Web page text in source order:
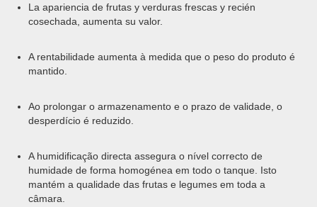
La apariencia de frutas y verduras frescas y recién
cosechada, aumenta su valor.
A rentabilidade aumenta à medida que o peso do produto é
mantido.
Ao prolongar o armazenamento e o prazo de validade, o
desperdício é reduzido.
A humidificação directa assegura o nível correcto de
humidade de forma homogénea em todo o tanque. Isto
mantém a qualidade das frutas e legumes em toda a
câmara.